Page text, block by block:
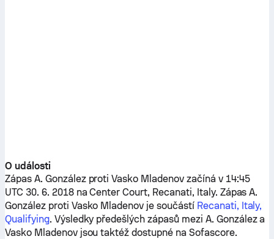
O události
Zápas A. GonzálezprotiVasko Mladenovzačíná v 14:45
UTC 30. 6. 2018 na Center Court, Recanati, Italy. ZápasA.
Gonzálezproti Vasko Mladenov je součástí Recanati, Italy,
Qualifying. Výsledky předešlých zápasů mezi A. Gonzáleza
Vasko Mladenovjsou taktéž dostupné na Sofascore.